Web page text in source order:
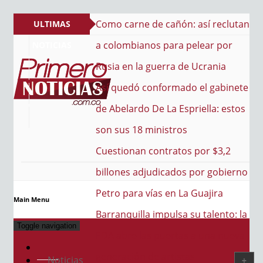
ULTIMAS
cañón: así reclutan
de Ucrania
el gabinete
La Espriella: estos
artistas
PRIMERO NOTICIAS
El mejor portal web de noticias de Barranquilla
Main Menu
Toggle navigation
Noticias